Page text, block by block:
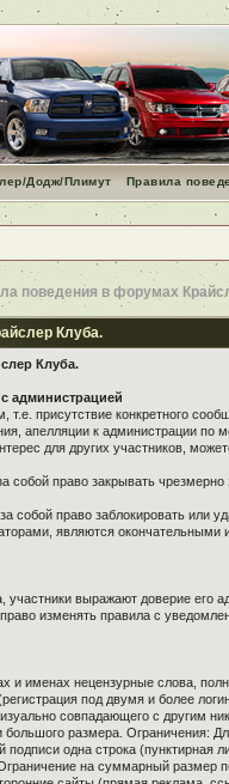
Додж/Плимут Правила
поведения в форумах
Клуба.
Клуба.
администрацией
присутствие конкретного
апелляции к администрации по
для других участников,
собой право закрывать
собой право заблокировать или
являются окончательными
выражают доверие его
изменять правила с
и именах нецензурные слова,
под двумя и более
совпадающего с другим
размера. Ограничения:
одна строка (пунктирная
на суммарный размер